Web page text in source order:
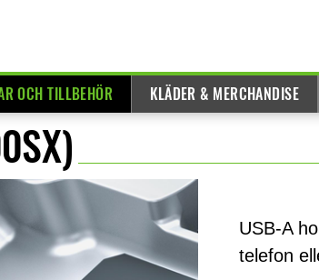
OCH TILLBEHÖR KLÄDER & MERCHANDISE
USB-A
telefon